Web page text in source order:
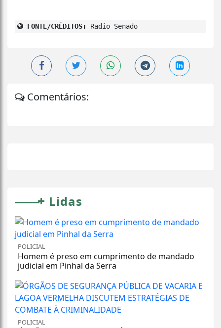
FONTE/CRÉDITOS: Radio Senado
Comentários:
+ Lidas
POLICIAL
Homem é preso em cumprimento de mandado
judicial em Pinhal da Serra
POLICIAL